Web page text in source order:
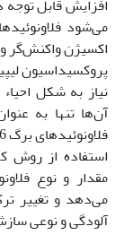
می‌شود
اکسیژن واکنش‌گر
پروکسیداسیون
نیاز به شکل
استفاده از روش
مقدار و نوع
می‌دهد و تغییر
آلودگی و نوعی